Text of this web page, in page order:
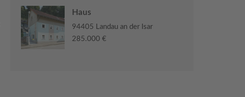
Haus
94405 Landau an der Isar
285.000 €